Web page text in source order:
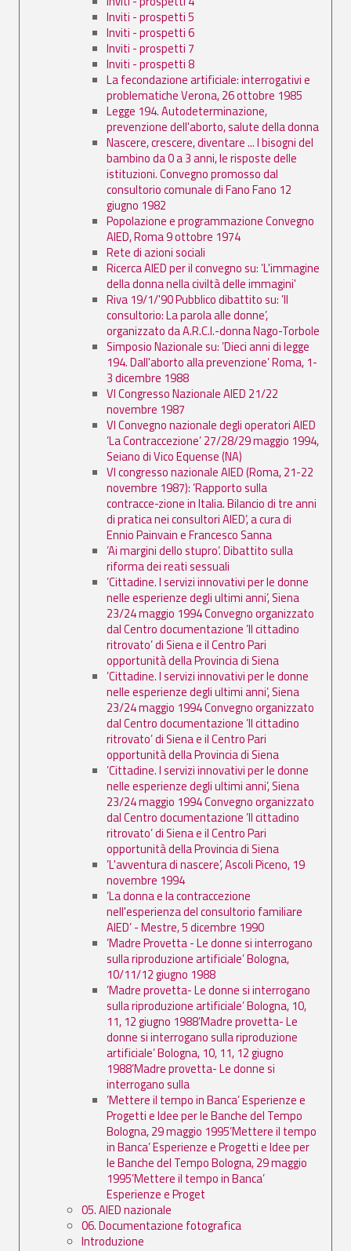
Inviti - prospetti 5
Inviti - prospetti 6
Inviti - prospetti 7
Inviti - prospetti 8
La fecondazione artificiale: interrogativi e
problematiche Verona, 26 ottobre 1985
Legge 194. Autodeterminazione,
prevenzione dell'aborto, salute della donna
Nascere, crescere, diventare ... I bisogni del
bambino da 0 a 3 anni, le risposte delle
istituzioni. Convegno promosso dal
consultorio comunale di Fano Fano 12
giugno 1982
Popolazione e programmazione Convegno
AIED, Roma 9 ottobre 1974
Rete di azioni sociali
Ricerca AIED per il convegno su: ’L'immagine
della donna nella civiltà delle immagini'
Riva 19/1/'90 Pubblico dibattito su: ’Il
consultorio: La parola alle donne’,
organizzato da A.R.C.I.-donna Nago-Torbole
Simposio Nazionale su: ’Dieci anni di legge
194. Dall'aborto alla prevenzione’ Roma, 1-
3 dicembre 1988
VI Congresso Nazionale AIED 21/22
novembre 1987
VI Convegno nazionale degli operatori AIED
’La Contraccezione’ 27/28/29 maggio 1994,
Seiano di Vico Equense (NA)
VI congresso nazionale AIED (Roma, 21-22
novembre 1987): ’Rapporto sulla
contracce-zione in Italia. Bilancio di tre anni
di pratica nei consultori AIED’, a cura di
Ennio Painvain e Francesco Sanna
’Ai margini dello stupro’. Dibattito sulla
riforma dei reati sessuali
’Cittadine. I servizi innovativi per le donne
nelle esperienze degli ultimi anni’, Siena
23/24 maggio 1994 Convegno organizzato
dal Centro documentazione ’Il cittadino
ritrovato’ di Siena e il Centro Pari
opportunità della Provincia di Siena
’Cittadine. I servizi innovativi per le donne
nelle esperienze degli ultimi anni’, Siena
23/24 maggio 1994 Convegno organizzato
dal Centro documentazione ’Il cittadino
ritrovato’ di Siena e il Centro Pari
opportunità della Provincia di Siena
’Cittadine. I servizi innovativi per le donne
nelle esperienze degli ultimi anni’, Siena
23/24 maggio 1994 Convegno organizzato
dal Centro documentazione ’Il cittadino
ritrovato’ di Siena e il Centro Pari
opportunità della Provincia di Siena
’L'avventura di nascere’, Ascoli Piceno, 19
novembre 1994
’La donna e la contraccezione
nell'esperienza del consultorio familiare
AIED’ - Mestre, 5 dicembre 1990
’Madre Provetta - Le donne si interrogano
sulla riproduzione artificiale’ Bologna,
10/11/12 giugno 1988
’Madre provetta- Le donne si interrogano
sulla riproduzione artificiale’ Bologna, 10,
11, 12 giugno 1988’Madre provetta- Le
donne si interrogano sulla riproduzione
artificiale’ Bologna, 10, 11, 12 giugno
1988’Madre provetta- Le donne si
interrogano sulla
’Mettere il tempo in Banca’ Esperienze e
Progetti e Idee per le Banche del Tempo
Bologna, 29 maggio 1995’Mettere il tempo
in Banca’ Esperienze e Progetti e Idee per
le Banche del Tempo Bologna, 29 maggio
1995’Mettere il tempo in Banca’
Esperienze e Proget
05. AIED nazionale
06. Documentazione fotografica
Introduzione